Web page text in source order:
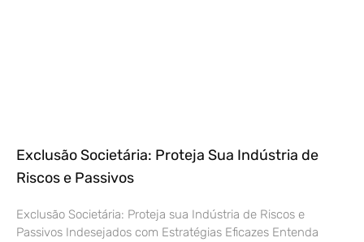
Exclusão Societária: Proteja Sua Indústria de
Riscos e Passivos
Exclusão Societária: Proteja sua Indústria de Riscos e
Passivos Indesejados com Estratégias Eficazes Entenda